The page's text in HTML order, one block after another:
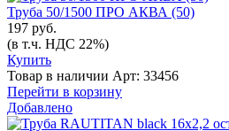
Труба 50/1500 ПРО АКВА (50)
197 руб.
(в т.ч. НДС 22%)
Купить
Товар в наличии Арт: 33456
Перейти в корзину
Добавлено